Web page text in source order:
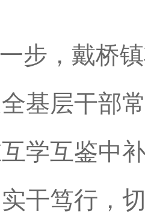
步，戴桥
基层干部
学互鉴中
干笃行，